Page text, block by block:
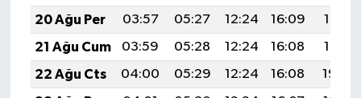
20 Ağu Per
03:57 05:27 12:24 16:09
19:12
21 Ağu Cum
03:59 05:28 12:24 16:08
19:10
22 Ağu Cts
04:00 05:29 12:24 16:08
19:09